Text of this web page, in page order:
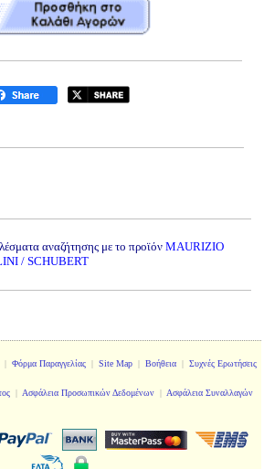
αναζήτησης με το προϊόν MAURIZIO
/ SCHUBERT
Φόρμα Παραγγελίας| Site Map| Βοήθεια| Συχνές Ερωτήσεις
| Ασφάλεια Προσωπικών Δεδομένων | Ασφάλεια Συναλλαγών